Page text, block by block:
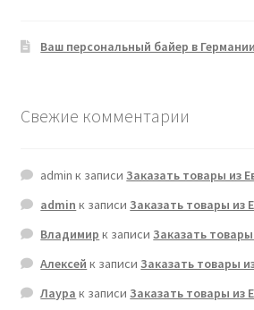
Ваш персональный байер в Германии
Свежие комментарии
admin к записиЗаказать товары из
admin к записиЗаказать товары из
Владимир к записиЗаказать
Алексей к записиЗаказать товары
Лаура к записиЗаказать товары из